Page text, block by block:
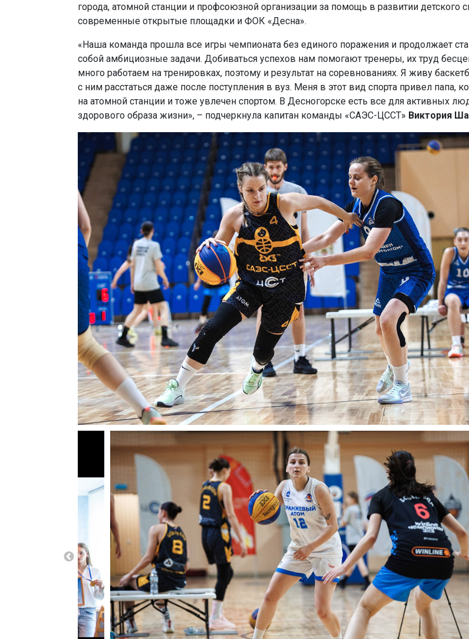
города, атомной станции и профсоюзной организации за помощь в развитии детского
современные открытые площадки и ФОК «Десна».
«Наша команда прошла все игры чемпионата без единого поражения и продолжает
собой амбициозные задачи. Добиваться успехов нам помогают тренеры, их труд
много работаем на тренировках, поэтому и результат на соревнованиях. Я живу
с ним расстаться даже после поступления в вуз. Меня в этот вид спорта привел папа,
на атомной станции и тоже увлечен спортом. В Десногорске есть все для активных
здорового образа жизни», – подчеркнула капитан команды «САЭС-ЦССТ» Виктория